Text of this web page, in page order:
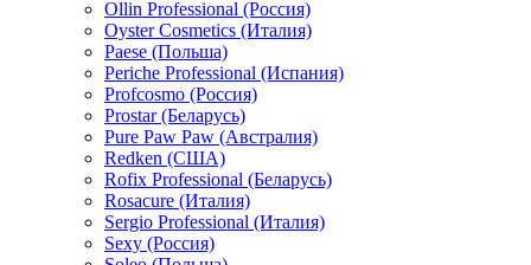
Ollin Professional (Россия)
Oyster Cosmetics (Италия)
Paese (Польша)
Periche Professional (Испания)
Profcosmo (Россия)
Prostar (Беларусь)
Pure Paw Paw (Австралия)
Redken (США)
Rofix Professional (Беларусь)
Rosacure (Италия)
Sergio Professional (Италия)
Sexy (Россия)